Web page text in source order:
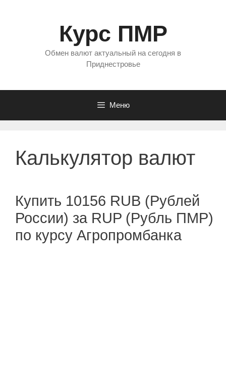
Курс ПМР
Обмен валют актуальный на сегодня в
Приднестровье
Меню
Калькулятор валют
Купить 10156 RUB (Рублей
России) за RUP (Рубль ПМР)
по курсу Агропромбанка